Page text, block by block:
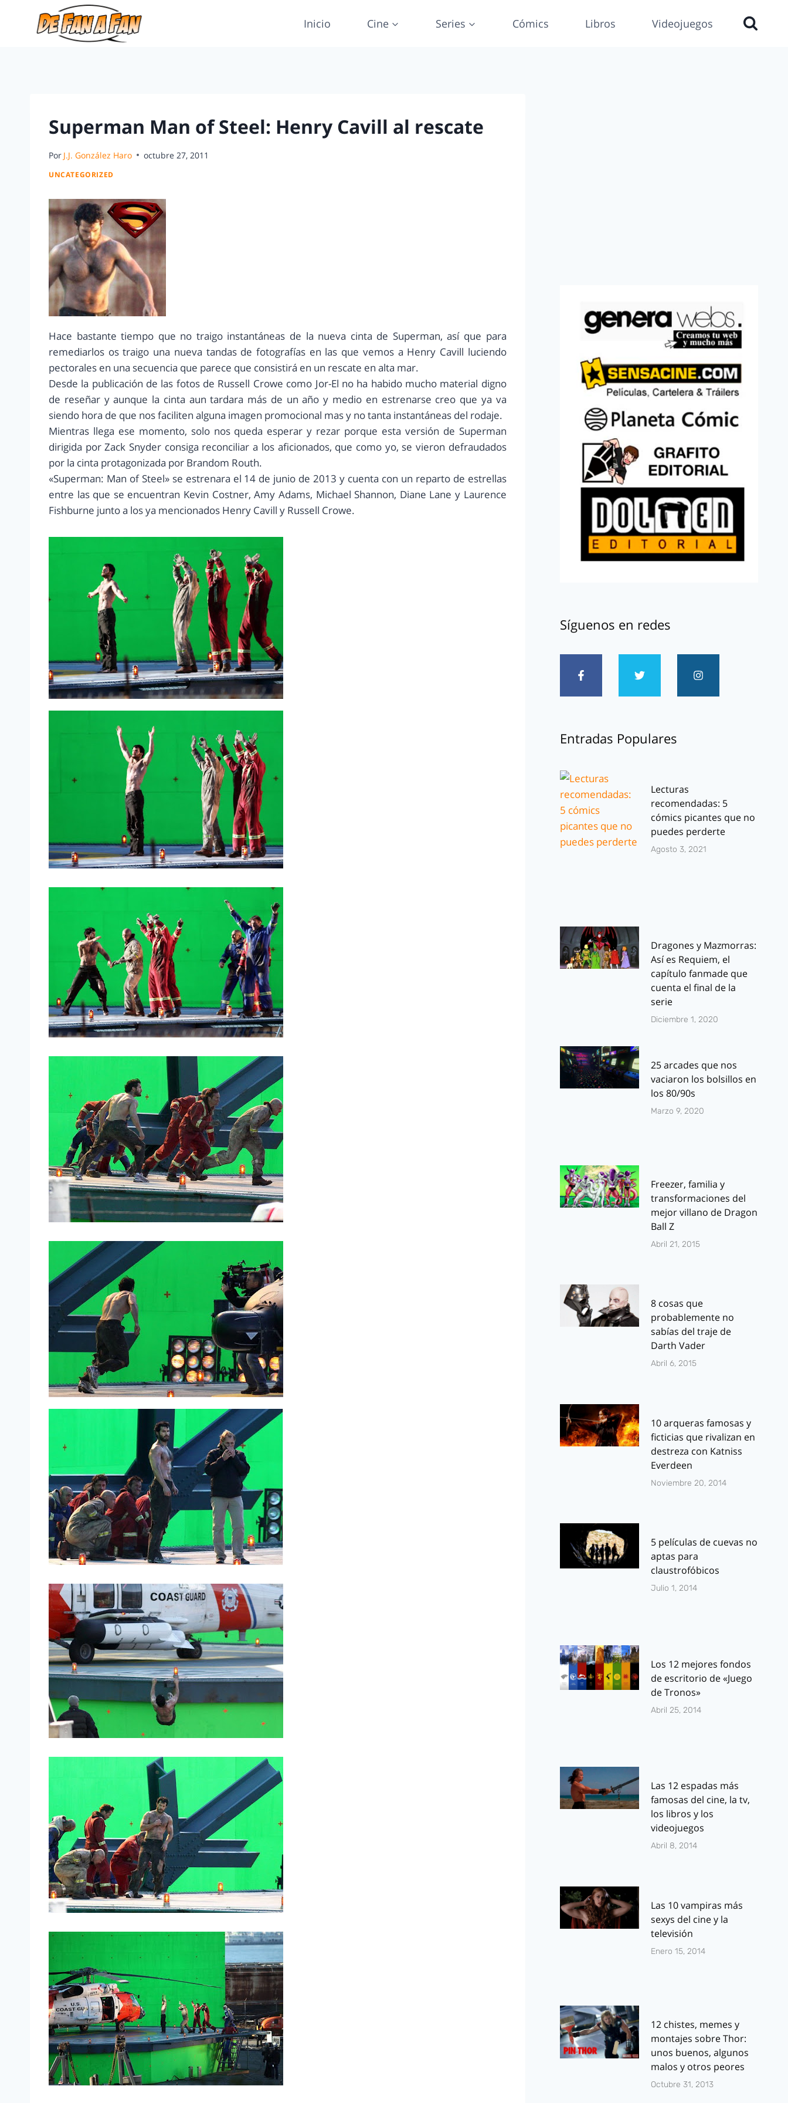
Inicio Cine Series Cómics Libros Videojuegos
Superman Man of Steel: Henry Cavill al rescate
Por J.J. González Haro octubre 27, 2011
UNCATEGORIZED
Hace bastante tiempo que no traigo instantáneas de la nueva cinta de Superman, así que para
remediarlos os traigo una nueva tandas de fotografías en las que vemos a Henry Cavill luciendo
pectorales en una secuencia que parece que consistirá en un rescate en alta mar.
Desde la publicación de las fotos de Russell Crowe como Jor-El no ha habido mucho material digno
de reseñar y aunque la cinta aun tardara más de un año y medio en estrenarse creo que ya va
siendo hora de que nos faciliten alguna imagen promocional mas y no tanta instantáneas del rodaje.
Mientras llega ese momento, solo nos queda esperar y rezar porque esta versión de Superman
dirigida por Zack Snyder consiga reconciliar a los aficionados, que como yo, se vieron defraudados
por la cinta protagonizada por Brandom Routh.
«Superman: Man of Steel» se estrenara el 14 de junio de 2013 y cuenta con un reparto de estrellas
entre las que se encuentran Kevin Costner, Amy Adams, Michael Shannon, Diane Lane y Laurence
Fishburne junto a los ya mencionados Henry Cavill y Russell Crowe.
Síguenos en redes
Entradas Populares
Lecturas
recomendadas: 5
cómics picantes que no
puedes perderte
Agosto 3, 2021
Dragones y Mazmorras:
Así es Requiem, el
capítulo fanmade que
cuenta el final de la
serie
Diciembre 1, 2020
25 arcades que nos
vaciaron los bolsillos en
los 80/90s
Marzo 9, 2020
Freezer, familia y
transformaciones del
mejor villano de Dragon
Ball Z
Abril 21, 2015
8 cosas que
probablemente no
sabías del traje de
Darth Vader
Abril 6, 2015
10 arqueras famosas y
ficticias que rivalizan en
destreza con Katniss
Everdeen
Noviembre 20, 2014
5 películas de cuevas no
aptas para
claustrofóbicos
Julio 1, 2014
Los 12 mejores fondos
de escritorio de «Juego
de Tronos»
Abril 25, 2014
Las 12 espadas más
famosas del cine, la tv,
los libros y los
videojuegos
Abril 8, 2014
Las 10 vampiras más
sexys del cine y la
televisión
Enero 15, 2014
12 chistes, memes y
montajes sobre Thor:
unos buenos, algunos
malos y otros peores
Octubre 31, 2013